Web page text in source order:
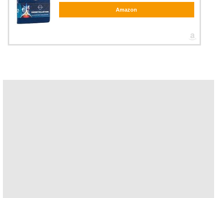
Amazon